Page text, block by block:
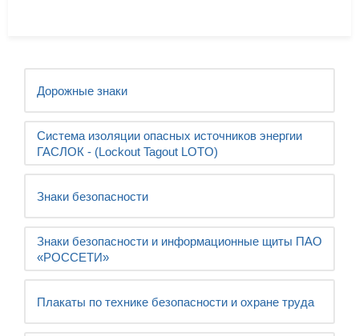
Дорожные знаки
Система изоляции опасных источников энергии
ГАСЛОК - (Lockout Tagout LOTO)
Знаки безопасности
Знаки безопасности и информационные щиты ПАО
«РОССЕТИ»
Плакаты по технике безопасности и охране труда